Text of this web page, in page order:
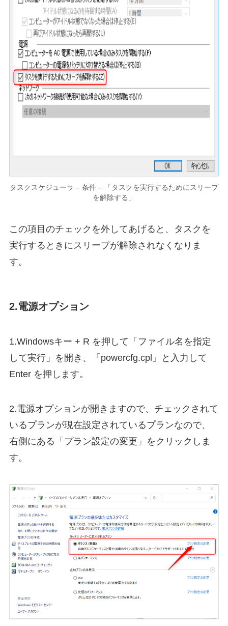
タスクスケジューラ – 条件 – 「タスクを実行するためにスリープ
を解除する」
この項目のチェックを外してあげると、タスクを
実行するときにスリープが解除されなくなりま
す。
2.電源オプション
1.Windowsキー + R を押して「ファイル名を指定
して実行」を開き、「powercfg.cpl」と入力して
Enter を押します。
2.電源オプションが開きますので、チェックされて
いるプランが現在設定されているプランなので、
右側にある「プラン設定の変更」をクリックしま
す。